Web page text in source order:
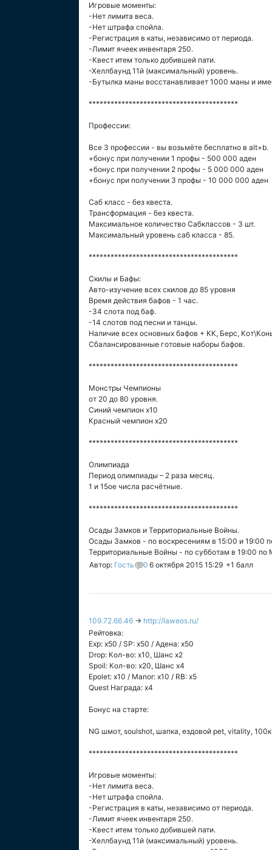
Игровые моменты:
-Нет лимита веса.
-Нет штрафа спойла.
-Регистрация в каты, независимо от периода.
-Лимит ячеек инвентаря 250.
-Квест итем только добившей пати.
-Хеллбаунд 11й (максимальный) уровень.
-Бутылка маны восстанавливает 1000 маны и
*****************************************
Профессии:
Все 3 профессии - вы возьмёте бесплатно в alt+b.
+бонус при получении 1 профы - 500 000 аден
+бонус при получении 2 профы - 5 000 000 аден
+бонус при получении 3 профы - 10 000 000 аден
Саб класс - без квеста.
Трансформация - без квеста.
Максимальное количество Сабклассов - 3 шт.
Максимальный уровень саб класса - 85.
*****************************************
Скилы и Бафы:
Авто-изучение всех скилов до 85 уровня
Время действия бафов - 1 час.
-34 слота под баф.
-14 слотов под песни и танцы.
Наличие всех основных бафов + КК, Берс,
Сбалансированные готовые наборы бафов.
*****************************************
Монстры Чемпионы
от 20 до 80 уровня.
Синий чемпион х10
Красный чемпион х20
*****************************************
Олимпиада
Период олимпиады – 2 раза месяц.
1 и 15ое числа расчётные.
*****************************************
Осады Замков и Территориальные Войны.
Осады Замков - по воскресениям в 15:00 и 19:00
Территориальные Войны - по субботам в 19:00 по
Автор: Гость 0 6 октября 2015 15:29 +1 балл
109.72.66.46 → http://laweos.ru/
Рейтовка:
Exp: x50 / SP: х50 / Адена: х50
Drop: Кол-во: x10, Шанс x2
Spoil: Кол-во: x20, Шанс х4
Epolet: x10 / Manor: x10 / RB: x5
Quest Награда: x4
Бонус на старте:
NG шмот, soulshot, шапка, ездовой pet, vitality,
*****************************************
Игровые моменты:
-Нет лимита веса.
-Нет штрафа спойла.
-Регистрация в каты, независимо от периода.
-Лимит ячеек инвентаря 250.
-Квест итем только добившей пати.
-Хеллбаунд 11й (максимальный) уровень.